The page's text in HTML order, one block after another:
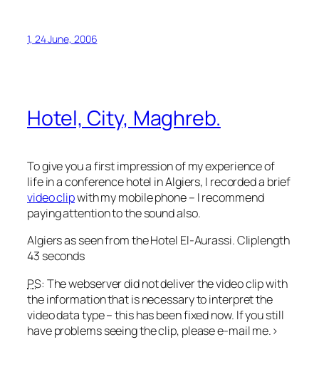
1, 24 June, 2006
Hotel, City, Maghreb.
To give you a first impression of my experience of
life in a conference hotel in Algiers, I recorded a brief
video clipwith my mobile phone – I recommend
paying attention to the sound also.
Algiers as seen from the Hotel El-Aurassi. Cliplength
43 seconds
PS: The webserver did not deliver the video clip with
the information that is necessary to interpret the
video data type – this has been fixed now. If you still
have problems seeing the clip, please e-mail me.>